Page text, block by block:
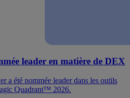
leader en matière de DEX
a été nommée leader dans les outils
Quadrant™ 2026.